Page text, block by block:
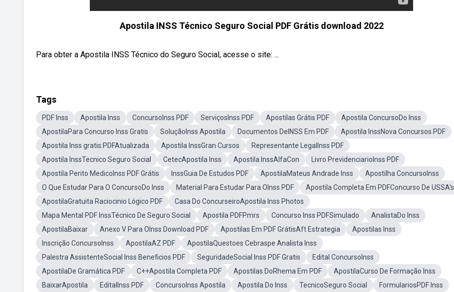
Apostila INSS Técnico Seguro Social PDF Grátis download 2022
Para obter a Apostila INSS Técnico do Seguro Social, acesse o site: ...
Tags
PDF Inss Apostila Inss ConcursoInss PDF ServiçosInss PDF Apostilas Grátis PDF
Apostila ConcursoDo Inss
ApostilaPara Concurso Inss Gratis
SoluçãoInss Apostila Documentos DeINSS Em PDF
Apostila InssNova Concursos PDF
Apostila Inss gratis:PDFAtualizada
Apostila InssGran Cursos
Representante LegalInss PDF
Apostila InssTecnico Seguro Social
CetecApostila Inss Apostila InssAlfaCon
Livro PrevidenciarioInss PDF
Apostila Perito MedicoInss PDF Grátis
InssGuia De Estudos PDF ApostilaMateus Andrade Inss
Apostilha ConcursoInss
O Que Estudar Para O ConcursoDo Inss
Material Para Estudar Para OInss PDF
Apostila Completa Em PDFConcurso De USSA's
ApostilaGratuita Raciocinio Lógico PDF
Casa Do ConcurseiroApostila Inss Photos
Mapa Mental PDF InssTécnico De Seguro Social
Apostila PDFPmrs Concurso Inss PDFSimulado
AnalistaDo Inss
ApostilaBaixar
Anexo V Para OInss Download PDF Apostilas Em PDF GrátisAft Estrategia
Apostilas Inss
Inscrição ConcursoInss
ApostilaAZ PDF
ApostilaQuestoes Cebraspe Analista Inss
Palestra AssistenteSocial Inss Beneficios PDF
SeguridadeSocial Inss PDF Gratis
Edital ConcursoInss
ApostilaDe Gramática PDF
C++Apostila Completa PDF Apostilas DoRhema Em PDF
ApostilaCurso De Formação Inss
BaixarApostila
EditalInss PDF ConcursoInss Apostila Apostila Do Inss TecnicoSeguro Social FormulariosPDF Inss